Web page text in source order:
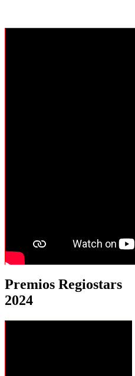
Premios Regiostars
2024